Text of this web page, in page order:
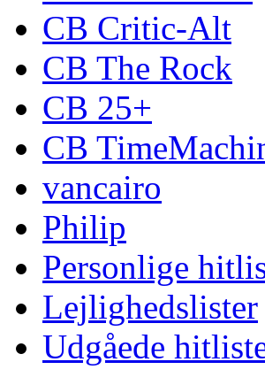
CB Critic-Alt
CB The Rock
CB 25+
CB
vancairo
Philip
Personlige
Lejlighedslister
Udgåede